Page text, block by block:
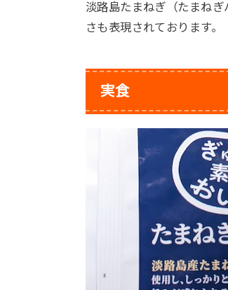
淡路島たまねぎ（たまね
さも表現されております。
実食